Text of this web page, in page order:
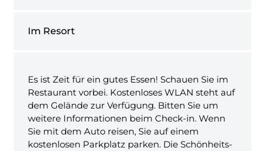
Im Resort
Es ist Zeit für ein gutes Essen! Schauen Sie im
Restaurant vorbei. Kostenloses WLAN steht auf
dem Gelände zur Verfügung. Bitten Sie um
weitere Informationen beim Check-in. Wenn
Sie mit dem Auto reisen, Sie auf einem
kostenlosen Parkplatz parken. Die Schönheits-